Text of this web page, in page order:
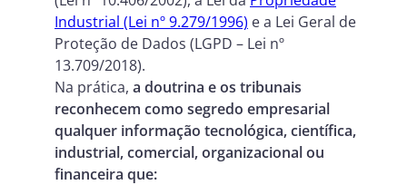
Industrial (Lei nº 9.279/1996) e a Lei Geral de
Proteção de Dados (LGPD – Lei nº
13.709/2018).
Na prática, a doutrina e os tribunais
reconhecem como segredo empresarial
qualquer informação tecnológica, científica,
industrial, comercial, organizacional ou
financeira que: